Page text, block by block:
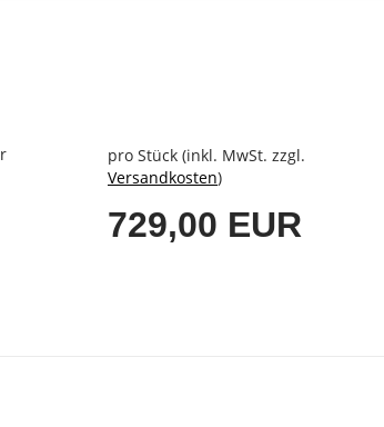
pro Stück (inkl. MwSt. zzgl.
Versandkosten)
729,00 EUR